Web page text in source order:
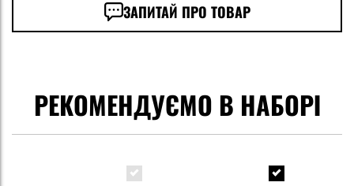
ЗАПИТАЙ ПРО ТОВАР
РЕКОМЕНДУЄМО В НАБОРІ